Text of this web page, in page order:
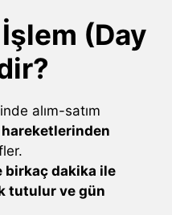
(Day
alım-satım
birkaç dakika ile
tutulur ve gün